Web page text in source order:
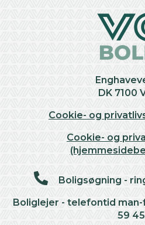
DK 7100
Cookie- og
Cookie- og
Boligsøgning -
Boliglejer - telefontid man-
59 45